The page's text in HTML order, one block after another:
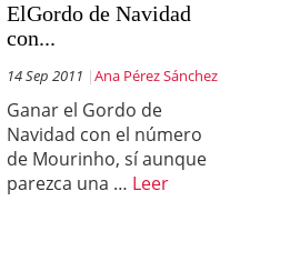
ElGordo de Navidad
con...
14 Sep 2011 Ana Pérez Sánchez
Ganar el Gordo de
Navidad con el número
de Mourinho, sí aunque
parezca una … Leer